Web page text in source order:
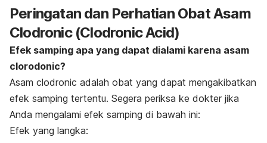
Peringatan dan Perhatian Obat Asam
Clodronic (Clodronic Acid)
Efek samping apa yang dapat dialami karena asam
clorodonic?
Asam clodronic adalah obat yang dapat mengakibatkan
efek samping tertentu. Segera periksa ke dokter jika
Anda mengalami efek samping di bawah ini:
Efek yang langka: